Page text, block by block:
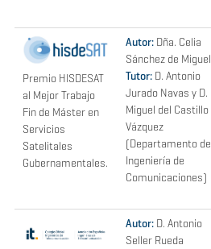
Premio HISDESAT
al Mejor Trabajo
Fin de Máster en
Servicios
Satelitales
Gubernamentales.
Autor: Dña. Celia
Sánchez de Miguel
Tutor: D. Antonio
Jurado Navas y D.
Miguel del Castillo
Vázquez
(Departamento de
Ingeniería de
Comunicaciones)
Autor: D. Antonio
Seller Rueda